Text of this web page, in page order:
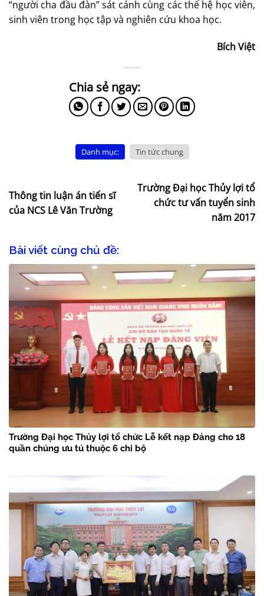
“người cha đầu đàn” sát cánh cùng các thế hệ học viên,
sinh viên trong học tập và nghiên cứu khoa học.
Bích Việt
Danh mục: Tin tức chung
Thông tin luận án tiến sĩ
của NCS Lê Văn Trường
Trường Đại học Thủy lợi tổ
chức tư vấn tuyển sinh
năm 2017
Bài viết cùng chủ đề:
Trường Đại học Thủy lợi tổ chức Lễ kết nạp Đảng cho 18
quần chúng ưu tú thuộc 6 chi bộ